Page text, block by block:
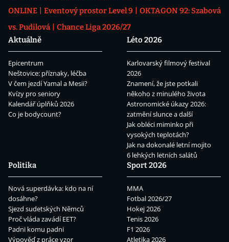
ONLINE
Eventový prostor Level 9
OKTAGON 92: Szabová
vs. Pudilová
Chance Liga 2026/27
Aktuálně
Epicentrum
Neštovice: příznaky, léčba
V čem jezdí Yamal a Mesii?
Kvízy pro seniory
Kalendář úplňků 2026
Co je bodycount?
Léto 2026
Karlovarský filmový festival
2026
Znamení, že jste potkali
někoho z minulého života
Astronomické úkazy 2026:
zatmění slunce a další
Jak obléci miminko při
vysokých teplotách?
Jak na dokonalé letní mojito
6 lehkých letních salátů
Politika
Nová superdávka: kdo na ní
dosáhne?
Sjezd sudetských Němců
Proč vláda zavádí EET?
Padni komu padni
Výpověď z práce vzor
Sport 2026
MMA
Fotbal 2026/27
Hokej 2026
Tenis 2026
F1 2026
Atletika 2026